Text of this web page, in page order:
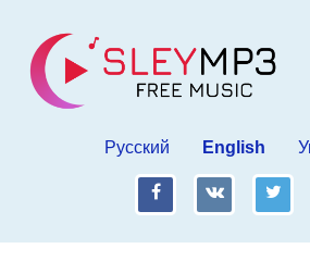
Русский English
fb vk tw